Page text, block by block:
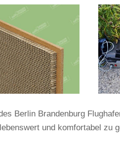
Berlin Bran­den­burg
und kom­for­tabel zu